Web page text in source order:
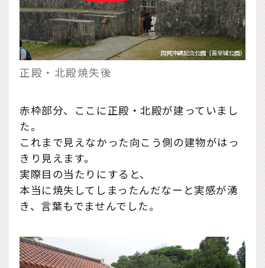
正殿・北殿焼失後
赤枠部分、ここに正殿・北殿が建っていまし
た。
これまで見えなかった向こう側の建物がはっ
きり見えます。
実際目の当たりにすると、
本当に焼失してしまったんだなーと実感が湧
き、言葉もでませんでした。